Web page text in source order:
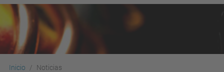
Inicio Noticias